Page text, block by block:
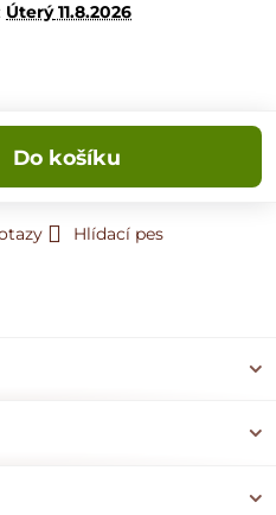
Úterý11.8.2026
Do košíku
Hlídací pes